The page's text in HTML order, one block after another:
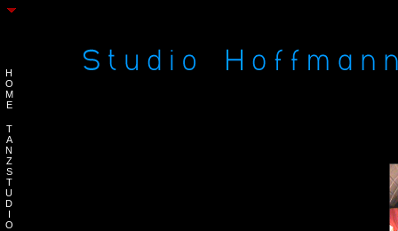
H
O
M
E
T
A
N
Z
S
T
U
D
I
O